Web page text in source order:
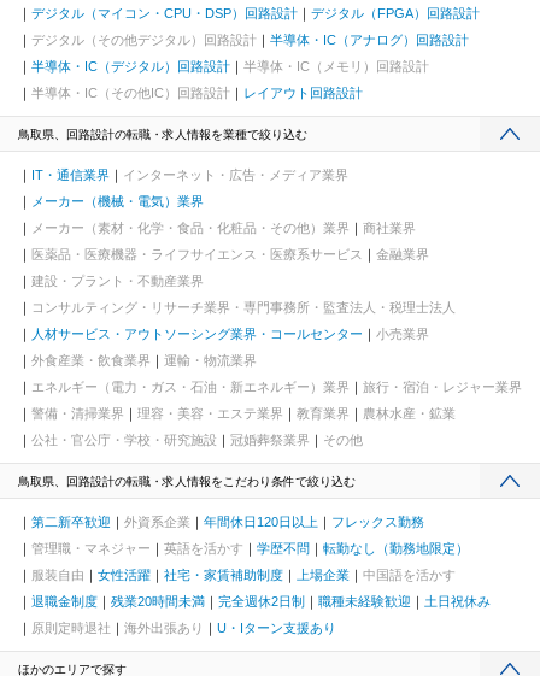
デジタル（マイコン・CPU・DSP）回路設計
デジタル（FPGA）回路設計
デジタル（その他デジタル）回路設計
半導体・IC（アナログ）回路設計
半導体・IC（デジタル）回路設計
半導体・IC（メモリ）回路設計
半導体・IC（その他IC）回路設計
レイアウト回路設計
鳥取県、回路設計の転職・求人情報を業種で絞り込む
IT・通信業界
インターネット・広告・メディア業界
メーカー（機械・電気）業界
メーカー（素材・化学・食品・化粧品・その他）業界
商社業界
医薬品・医療機器・ライフサイエンス・医療系サービス
金融業界
建設・プラント・不動産業界
コンサルティング・リサーチ業界・専門事務所・監査法人・税理士法人
人材サービス・アウトソーシング業界・コールセンター
小売業界
外食産業・飲食業界
運輸・物流業界
エネルギー（電力・ガス・石油・新エネルギー）業界
旅行・宿泊・レジャー業界
警備・清掃業界
理容・美容・エステ業界 教育業界
農林水産・鉱業
公社・官公庁・学校・研究施設
冠婚葬祭業界 その他
鳥取県、回路設計の転職・求人情報をこだわり条件で絞り込む
第二新卒歓迎 外資系企業 年間休日120日以上
フレックス勤務
管理職・マネジャー
英語を活かす 学歴不問
転勤なし（勤務地限定）
服装自由
女性活躍 社宅・家賃補助制度 上場企業
中国語を活かす
退職金制度
残業20時間未満 完全週休2日制 職種未経験歓迎
土日祝休み
原則定時退社
海外出張あり U・Iターン支援あり
ほかのエリアで探す